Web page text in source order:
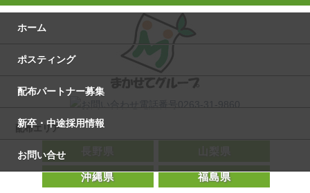
配布エリア
沖縄県 福島県
ホーム
ポスティング
配布パートナー募集
新卒・中途採用情報
お問い合せ